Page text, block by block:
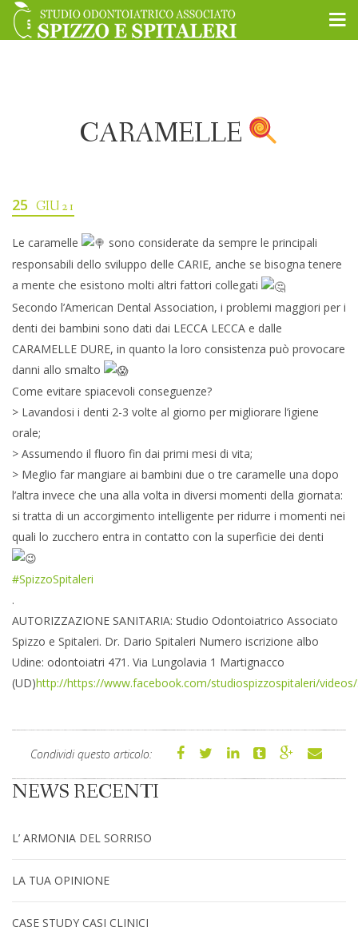
CARAMELLE
25 GIU 21
Le caramelle
sono considerate da sempre le principali
responsabili dello sviluppo delle CARIE, anche se bisogna tenere
a mente che esistono molti altri fattori collegati
Secondo l’American Dental Association, i problemi maggiori per i
denti dei bambini sono dati dai LECCA LECCA e dalle
CARAMELLE DURE, in quanto la loro consistenza può provocare
danni allo smalto
Come evitare spiacevoli conseguenze?
> Lavandosi i denti 2-3 volte al giorno per migliorare l’igiene
orale;
> Assumendo il fluoro fin dai primi mesi di vita;
> Meglio far mangiare ai bambini due o tre caramelle una dopo
l’altra invece che una alla volta in diversi momenti della giornata:
si tratta di un accorgimento intelligente per ridurre i momenti nei
quali lo zucchero entra in contatto con la superficie dei denti
#SpizzoSpitaleri
.
AUTORIZZAZIONE SANITARIA: Studio Odontoiatrico Associato
Spizzo e Spitaleri. Dr. Dario Spitaleri Numero iscrizione albo
Udine: odontoiatri 471. Via Lungolavia 1 Martignacco
(UD)http://https://www.facebook.com/studiospizzospitaleri/
Condividi questo articolo:
NEWS RECENTI
L’ ARMONIA DEL SORRISO
LA TUA OPINIONE
CASE STUDY CASI CLINICI